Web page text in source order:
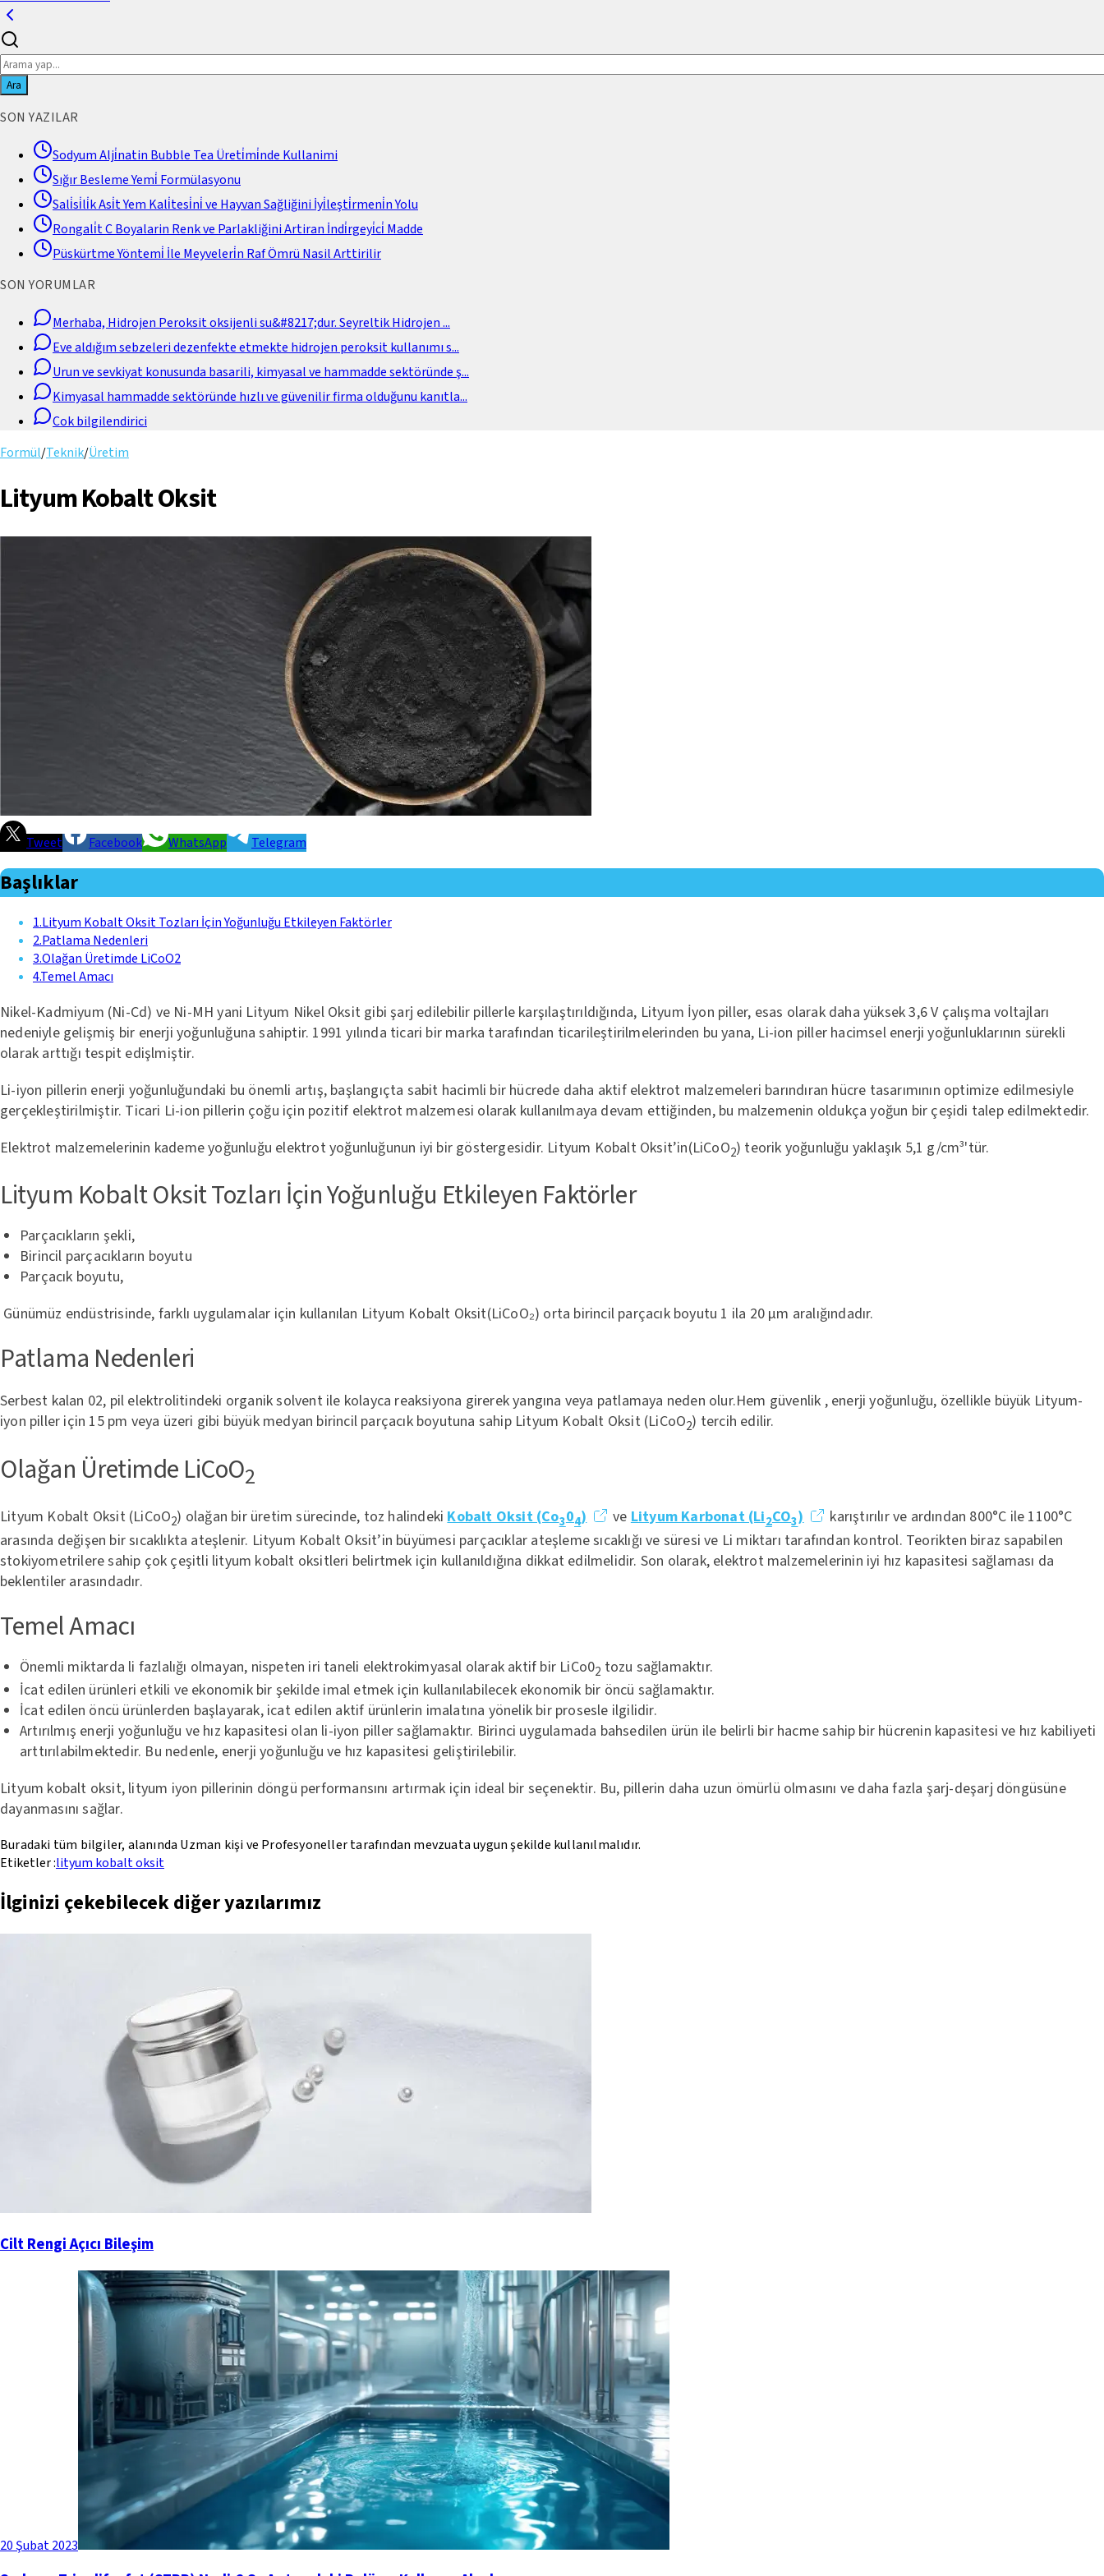
Ara
SON YAZILAR
Sodyum Alji̇natin Bubble Tea Üreti̇mi̇nde Kullanimi
Sığır Besleme Yemi̇ Formülasyonu
Sali̇si̇li̇k Asi̇t Yem Kali̇tesi̇ni̇ ve Hayvan Sağliğini İyi̇leşti̇rmeni̇n Yolu
Rongali̇t C Boyalarin Renk ve Parlakliğini Artiran İndi̇rgeyi̇ci̇ Madde
Püskürtme Yöntemi̇ İle Meyveleri̇n Raf Ömrü Nasil Arttirilir
SON YORUMLAR
Merhaba, Hidrojen Peroksit oksijenli su&#8217;dur. Seyreltik Hidrojen...
Eve aldığım sebzeleri dezenfekte etmekte hidrojen peroksit kullanımı s...
Urun ve sevkiyat konusunda basarili, kimyasal ve hammadde sektöründe ş...
Kimyasal hammadde sektöründe hızlı ve güvenilir firma olduğunu kanıtla...
Cok bilgilendirici
Formül/Teknik/Üretim
Lityum Kobalt Oksit
Tweet Facebook WhatsApp Telegram
Başlıklar
1.Lityum Kobalt Oksit Tozları İçin Yoğunluğu Etkileyen Faktörler
2.Patlama Nedenleri
3.Olağan Üretimde LiCoO2
4.Temel Amacı
Nikel-Kadmiyum (Ni-Cd) ve Ni-MH yani Lityum Nikel Oksit gibi şarj edilebilir pillerle karşılaştırıldığında, Lityum İyon piller, esas olarak daha yüksek 3,6 V çalışma voltajları
nedeniyle gelişmiş bir enerji yoğunluğuna sahiptir. 1991 yılında ticari bir marka tarafından ticarileştirilmelerinden bu yana, Li-ion piller hacimsel enerji yoğunluklarının sürekli
olarak arttığı tespit edişlmiştir.
Li-iyon pillerin enerji yoğunluğundaki bu önemli artış, başlangıçta sabit hacimli bir hücrede daha aktif elektrot malzemeleri barındıran hücre tasarımının optimize edilmesiyle
gerçekleştirilmiştir. Ticari Li-ion pillerin çoğu için pozitif elektrot malzemesi olarak kullanılmaya devam ettiğinden, bu malzemenin oldukça yoğun bir çeşidi talep edilmektedir.
Elektrot malzemelerinin kademe yoğunluğu elektrot yoğunluğunun iyi bir göstergesidir. Lityum Kobalt Oksit’in(LiCoO2) teorik yoğunluğu yaklaşık 5,1 g/cm³'tür.
Lityum Kobalt Oksit Tozları İçin Yoğunluğu Etkileyen Faktörler
Parçacıkların şekli,
Birincil parçacıkların boyutu
Parçacık boyutu,
Günümüz endüstrisinde, farklı uygulamalar için kullanılan Lityum Kobalt Oksit(LiCoO₂) orta birincil parçacık boyutu 1 ila 20 μm aralığındadır.
Patlama Nedenleri
Serbest kalan 02, pil elektrolitindeki organik solvent ile kolayca reaksiyona girerek yangına veya patlamaya neden olur.Hem güvenlik , enerji yoğunluğu, özellikle büyük Lityum-
iyon piller için 15 pm veya üzeri gibi büyük medyan birincil parçacık boyutuna sahip Lityum Kobalt Oksit (LiCoO2) tercih edilir.
Olağan Üretimde LiCoO2
Lityum Kobalt Oksit (LiCoO2) olağan bir üretim sürecinde, toz halindekiKobalt Oksit (Co304) veLityum Karbonat (Li2CO3)
karıştırılır ve ardından 800°C ile 1100°C
arasında değişen bir sıcaklıkta ateşlenir. Lityum Kobalt Oksit’in büyümesi parçacıklar ateşleme sıcaklığı ve süresi ve Li miktarı tarafından kontrol. Teorikten biraz sapabilen
stokiyometrilere sahip çok çeşitli lityum kobalt oksitleri belirtmek için kullanıldığına dikkat edilmelidir. Son olarak, elektrot malzemelerinin iyi hız kapasitesi sağlaması da
beklentiler arasındadır.
Temel Amacı
Önemli miktarda li fazlalığı olmayan, nispeten iri taneli elektrokimyasal olarak aktif bir LiCo02 tozu sağlamaktır.
İcat edilen ürünleri etkili ve ekonomik bir şekilde imal etmek için kullanılabilecek ekonomik bir öncü sağlamaktır.
İcat edilen öncü ürünlerden başlayarak, icat edilen aktif ürünlerin imalatına yönelik bir prosesle ilgilidir.
Artırılmış enerji yoğunluğu ve hız kapasitesi olan li-iyon piller sağlamaktır. Birinci uygulamada bahsedilen ürün ile belirli bir hacme sahip bir hücrenin kapasitesi ve hız kabiliyeti
arttırılabilmektedir. Bu nedenle, enerji yoğunluğu ve hız kapasitesi geliştirilebilir.
Lityum kobalt oksit, lityum iyon pillerinin döngü performansını artırmak için ideal bir seçenektir. Bu, pillerin daha uzun ömürlü olmasını ve daha fazla şarj-deşarj döngüsüne
dayanmasını sağlar.
Buradaki tüm bilgiler, alanında Uzman kişi ve Profesyoneller tarafından mevzuata uygun şekilde kullanılmalıdır.
Etiketler :lityum kobalt oksit
İlginizi çekebilecek diğer yazılarımız
Cilt Rengi Açıcı Bileşim
20 Şubat 2023